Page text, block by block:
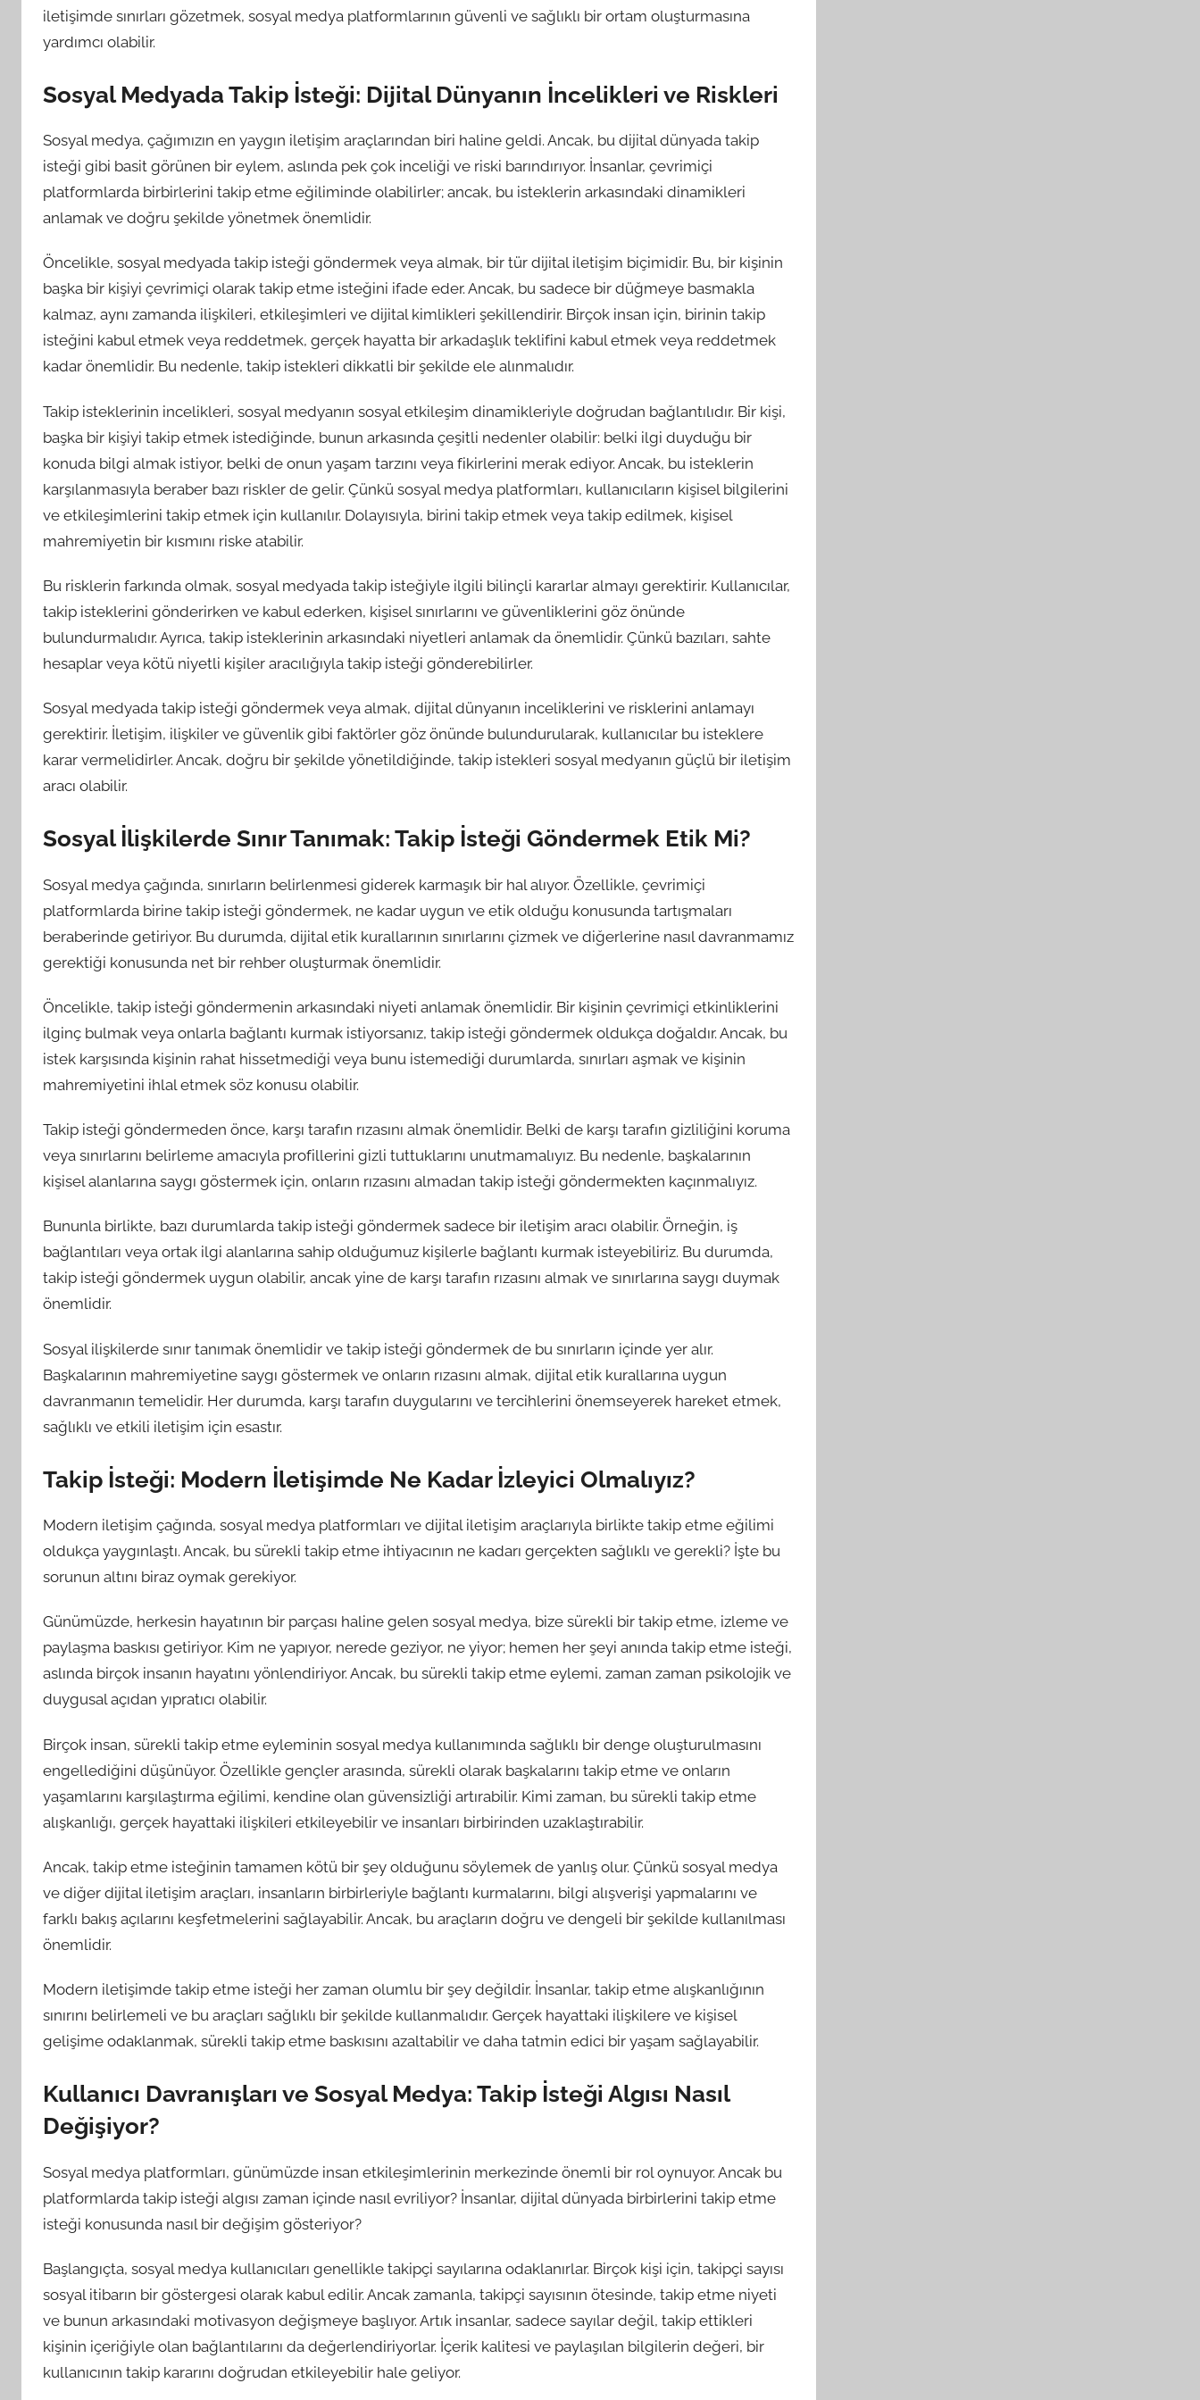
iletişimde sınırları gözetmek, sosyal medya platformlarının güvenli ve sağlıklı bir ortam oluşturmasına
yardımcı olabilir.
Sosyal Medyada Takip İsteği: Dijital Dünyanın İncelikleri ve Riskleri
Sosyal medya, çağımızın en yaygın iletişim araçlarından biri haline geldi. Ancak, bu dijital dünyada takip
isteği gibi basit görünen bir eylem, aslında pek çok inceliği ve riski barındırıyor. İnsanlar, çevrimiçi
platformlarda birbirlerini takip etme eğiliminde olabilirler; ancak, bu isteklerin arkasındaki dinamikleri
anlamak ve doğru şekilde yönetmek önemlidir.
Öncelikle, sosyal medyada takip isteği göndermek veya almak, bir tür dijital iletişim biçimidir. Bu, bir kişinin
başka bir kişiyi çevrimiçi olarak takip etme isteğini ifade eder. Ancak, bu sadece bir düğmeye basmakla
kalmaz, aynı zamanda ilişkileri, etkileşimleri ve dijital kimlikleri şekillendirir. Birçok insan için, birinin takip
isteğini kabul etmek veya reddetmek, gerçek hayatta bir arkadaşlık teklifini kabul etmek veya reddetmek
kadar önemlidir. Bu nedenle, takip istekleri dikkatli bir şekilde ele alınmalıdır.
Takip isteklerinin incelikleri, sosyal medyanın sosyal etkileşim dinamikleriyle doğrudan bağlantılıdır. Bir kişi,
başka bir kişiyi takip etmek istediğinde, bunun arkasında çeşitli nedenler olabilir: belki ilgi duyduğu bir
konuda bilgi almak istiyor, belki de onun yaşam tarzını veya fikirlerini merak ediyor. Ancak, bu isteklerin
karşılanmasıyla beraber bazı riskler de gelir. Çünkü sosyal medya platformları, kullanıcıların kişisel bilgilerini
ve etkileşimlerini takip etmek için kullanılır. Dolayısıyla, birini takip etmek veya takip edilmek, kişisel
mahremiyetin bir kısmını riske atabilir.
Bu risklerin farkında olmak, sosyal medyada takip isteğiyle ilgili bilinçli kararlar almayı gerektirir. Kullanıcılar,
takip isteklerini gönderirken ve kabul ederken, kişisel sınırlarını ve güvenliklerini göz önünde
bulundurmalıdır. Ayrıca, takip isteklerinin arkasındaki niyetleri anlamak da önemlidir. Çünkü bazıları, sahte
hesaplar veya kötü niyetli kişiler aracılığıyla takip isteği gönderebilirler.
Sosyal medyada takip isteği göndermek veya almak, dijital dünyanın inceliklerini ve risklerini anlamayı
gerektirir. İletişim, ilişkiler ve güvenlik gibi faktörler göz önünde bulundurularak, kullanıcılar bu isteklere
karar vermelidirler. Ancak, doğru bir şekilde yönetildiğinde, takip istekleri sosyal medyanın güçlü bir iletişim
aracı olabilir.
Sosyal İlişkilerde Sınır Tanımak: Takip İsteği Göndermek Etik Mi?
Sosyal medya çağında, sınırların belirlenmesi giderek karmaşık bir hal alıyor. Özellikle, çevrimiçi
platformlarda birine takip isteği göndermek, ne kadar uygun ve etik olduğu konusunda tartışmaları
beraberinde getiriyor. Bu durumda, dijital etik kurallarının sınırlarını çizmek ve diğerlerine nasıl davranmamız
gerektiği konusunda net bir rehber oluşturmak önemlidir.
Öncelikle, takip isteği göndermenin arkasındaki niyeti anlamak önemlidir. Bir kişinin çevrimiçi etkinliklerini
ilginç bulmak veya onlarla bağlantı kurmak istiyorsanız, takip isteği göndermek oldukça doğaldır. Ancak, bu
istek karşısında kişinin rahat hissetmediği veya bunu istemediği durumlarda, sınırları aşmak ve kişinin
mahremiyetini ihlal etmek söz konusu olabilir.
Takip isteği göndermeden önce, karşı tarafın rızasını almak önemlidir. Belki de karşı tarafın gizliliğini koruma
veya sınırlarını belirleme amacıyla profillerini gizli tuttuklarını unutmamalıyız. Bu nedenle, başkalarının
kişisel alanlarına saygı göstermek için, onların rızasını almadan takip isteği göndermekten kaçınmalıyız.
Bununla birlikte, bazı durumlarda takip isteği göndermek sadece bir iletişim aracı olabilir. Örneğin, iş
bağlantıları veya ortak ilgi alanlarına sahip olduğumuz kişilerle bağlantı kurmak isteyebiliriz. Bu durumda,
takip isteği göndermek uygun olabilir, ancak yine de karşı tarafın rızasını almak ve sınırlarına saygı duymak
önemlidir.
Sosyal ilişkilerde sınır tanımak önemlidir ve takip isteği göndermek de bu sınırların içinde yer alır.
Başkalarının mahremiyetine saygı göstermek ve onların rızasını almak, dijital etik kurallarına uygun
davranmanın temelidir. Her durumda, karşı tarafın duygularını ve tercihlerini önemseyerek hareket etmek,
sağlıklı ve etkili iletişim için esastır.
Takip İsteği: Modern İletişimde Ne Kadar İzleyici Olmalıyız?
Modern iletişim çağında, sosyal medya platformları ve dijital iletişim araçlarıyla birlikte takip etme eğilimi
oldukça yaygınlaştı. Ancak, bu sürekli takip etme ihtiyacının ne kadarı gerçekten sağlıklı ve gerekli? İşte bu
sorunun altını biraz oymak gerekiyor.
Günümüzde, herkesin hayatının bir parçası haline gelen sosyal medya, bize sürekli bir takip etme, izleme ve
paylaşma baskısı getiriyor. Kim ne yapıyor, nerede geziyor, ne yiyor; hemen her şeyi anında takip etme isteği,
aslında birçok insanın hayatını yönlendiriyor. Ancak, bu sürekli takip etme eylemi, zaman zaman psikolojik ve
duygusal açıdan yıpratıcı olabilir.
Birçok insan, sürekli takip etme eyleminin sosyal medya kullanımında sağlıklı bir denge oluşturulmasını
engellediğini düşünüyor. Özellikle gençler arasında, sürekli olarak başkalarını takip etme ve onların
yaşamlarını karşılaştırma eğilimi, kendine olan güvensizliği artırabilir. Kimi zaman, bu sürekli takip etme
alışkanlığı, gerçek hayattaki ilişkileri etkileyebilir ve insanları birbirinden uzaklaştırabilir.
Ancak, takip etme isteğinin tamamen kötü bir şey olduğunu söylemek de yanlış olur. Çünkü sosyal medya
ve diğer dijital iletişim araçları, insanların birbirleriyle bağlantı kurmalarını, bilgi alışverişi yapmalarını ve
farklı bakış açılarını keşfetmelerini sağlayabilir. Ancak, bu araçların doğru ve dengeli bir şekilde kullanılması
önemlidir.
Modern iletişimde takip etme isteği her zaman olumlu bir şey değildir. İnsanlar, takip etme alışkanlığının
sınırını belirlemeli ve bu araçları sağlıklı bir şekilde kullanmalıdır. Gerçek hayattaki ilişkilere ve kişisel
gelişime odaklanmak, sürekli takip etme baskısını azaltabilir ve daha tatmin edici bir yaşam sağlayabilir.
Kullanıcı Davranışları ve Sosyal Medya: Takip İsteği Algısı Nasıl
Değişiyor?
Sosyal medya platformları, günümüzde insan etkileşimlerinin merkezinde önemli bir rol oynuyor. Ancak bu
platformlarda takip isteği algısı zaman içinde nasıl evriliyor? İnsanlar, dijital dünyada birbirlerini takip etme
isteği konusunda nasıl bir değişim gösteriyor?
Başlangıçta, sosyal medya kullanıcıları genellikle takipçi sayılarına odaklanırlar. Birçok kişi için, takipçi sayısı
sosyal itibarın bir göstergesi olarak kabul edilir. Ancak zamanla, takipçi sayısının ötesinde, takip etme niyeti
ve bunun arkasındaki motivasyon değişmeye başlıyor. Artık insanlar, sadece sayılar değil, takip ettikleri
kişinin içeriğiyle olan bağlantılarını da değerlendiriyorlar. İçerik kalitesi ve paylaşılan bilgilerin değeri, bir
kullanıcının takip kararını doğrudan etkileyebilir hale geliyor.